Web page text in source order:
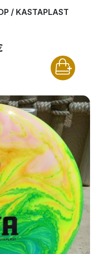
/ KASTAPLAST